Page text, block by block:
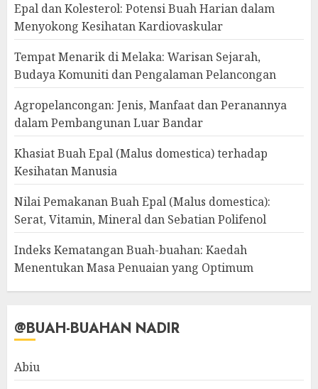
Epal dan Kolesterol: Potensi Buah Harian dalam
Menyokong Kesihatan Kardiovaskular
Tempat Menarik di Melaka: Warisan Sejarah,
Budaya Komuniti dan Pengalaman Pelancongan
Agropelancongan: Jenis, Manfaat dan Peranannya
dalam Pembangunan Luar Bandar
Khasiat Buah Epal (Malus domestica) terhadap
Kesihatan Manusia
Nilai Pemakanan Buah Epal (Malus domestica):
Serat, Vitamin, Mineral dan Sebatian Polifenol
Indeks Kematangan Buah-buahan: Kaedah
Menentukan Masa Penuaian yang Optimum
@BUAH-BUAHAN NADIR
Abiu